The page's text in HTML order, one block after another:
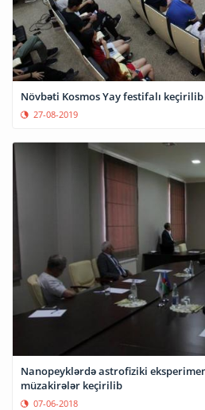
Növbəti Kosmos Yay festifalı keçirilib
27-08-2019
Nanopeyklərdə astrofiziki
müzakirələr keçirilib
07-06-2018